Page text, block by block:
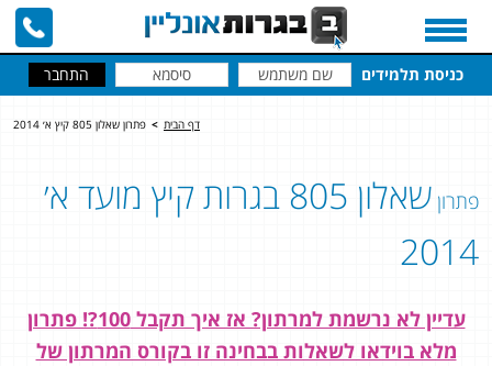
כניסת תלמידים
דף הבית > פתרון שאלון 805 קיץ א׳ 2014
פתרון
שאלון 805 בגרות קיץ מועד א׳
2014
עדיין לא נרשמת למרתון? אז איך תקבל 100?! פתרון
מלא בוידאו לשאלות בבחינה זו בקורס המרתון של